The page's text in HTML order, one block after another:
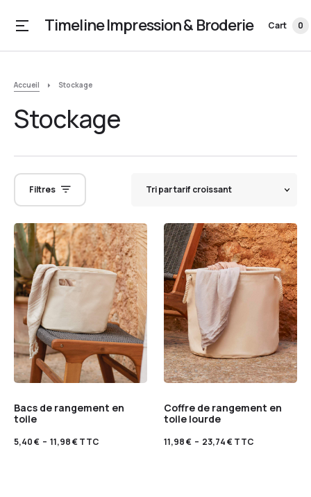
Timeline Impression & Broderie Cart 0
Accueil Stockage
Stockage
Filtres
Bacs de rangement en
toile
5,40€ – 11,98€TTC
Coffre de rangement en
toile lourde
11,98€ – 23,74€TTC